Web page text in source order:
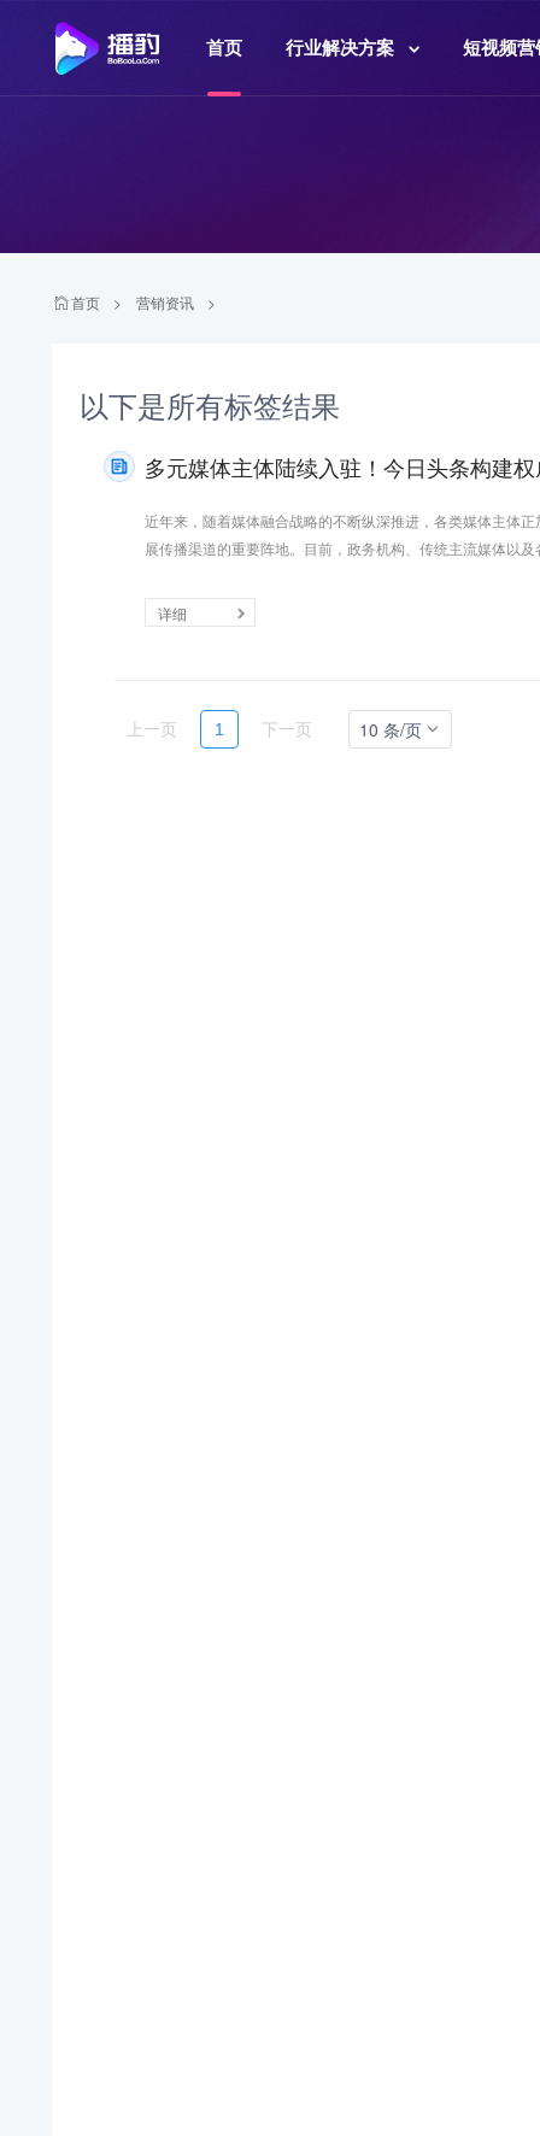
首页 行业解决方案 短视频营
首页 > 营销资讯 >
以下是所有标签结果
多元媒体主体陆续入驻！今日头条构建
近年来，随着媒体融合战略的不断纵深推进，各类媒体主体
展传播渠道的重要阵地。目前，政务机构、传统主流媒体以及
详细
上一页 1 下一页 10 条/页